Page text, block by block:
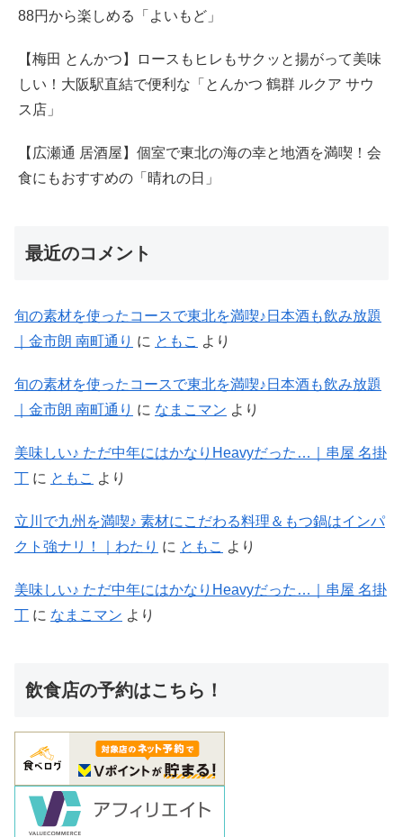
88円から楽しめる「よいもど」
【梅田 とんかつ】ロースもヒレもサクッと揚がって美味
しい！大阪駅直結で便利な「とんかつ 鶴群 ルクア サウ
ス店」
【広瀬通 居酒屋】個室で東北の海の幸と地酒を満喫！会
食にもおすすめの「晴れの日」
最近のコメント
旬の素材を使ったコースで東北を満喫♪日本酒も飲み放題
｜金市朗 南町通り に ともこ より
旬の素材を使ったコースで東北を満喫♪日本酒も飲み放題
｜金市朗 南町通り に なまこマン より
美味しい♪ ただ中年にはかなりHeavyだった…｜串屋 名掛
丁 に ともこ より
立川で九州を満喫♪ 素材にこだわる料理＆もつ鍋はインパ
クト強ナリ！｜わたり に ともこ より
美味しい♪ ただ中年にはかなりHeavyだった…｜串屋 名掛
丁 に なまこマン より
飲食店の予約はこちら！